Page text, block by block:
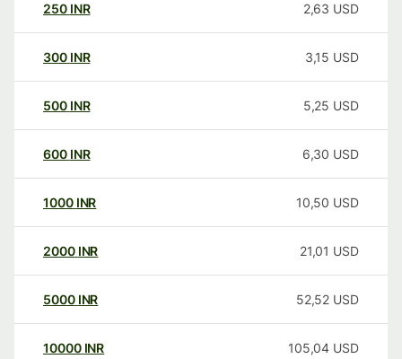
250 INR 2,63 USD
300 INR 3,15 USD
500 INR 5,25 USD
600 INR 6,30 USD
1000 INR 10,50 USD
2000 INR 21,01 USD
5000 INR 52,52 USD
10000 INR 105,04 USD